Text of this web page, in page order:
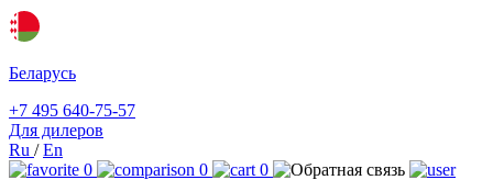
Беларусь
+7 495 640-75-57
Для дилеров
Ru /En
0
0 0